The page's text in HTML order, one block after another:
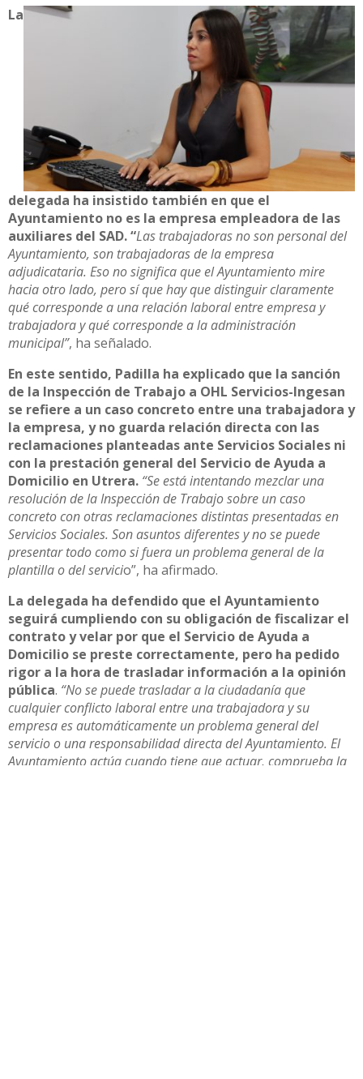
La
delegada ha insistido también en que el
Ayuntamiento no es la empresa empleadora de las
auxiliares del SAD. “Las trabajadoras no son personal del
Ayuntamiento, son trabajadoras de la empresa
adjudicataria. Eso no significa que el Ayuntamiento mire
hacia otro lado, pero sí que hay que distinguir claramente
qué corresponde a una relación laboral entre empresa y
trabajadora y qué corresponde a la administración
municipal”, ha señalado.
En este sentido, Padilla ha explicado que la sanción
de la Inspección de Trabajo a OHL Servicios-Ingesan
se refiere a un caso concreto entre una trabajadora y
la empresa, y no guarda relación directa con las
reclamaciones planteadas ante Servicios Sociales ni
con la prestación general del Servicio de Ayuda a
Domicilio en Utrera. “Se está intentando mezclar una
resolución de la Inspección de Trabajo sobre un caso
concreto con otras reclamaciones distintas presentadas en
Servicios Sociales. Son asuntos diferentes y no se puede
presentar todo como si fuera un problema general de la
plantilla o del servicio”, ha afirmado.
La delegada ha defendido que el Ayuntamiento
seguirá cumpliendo con su obligación de fiscalizar el
contrato y velar por que el Servicio de Ayuda a
Domicilio se preste correctamente, pero ha pedido
rigor a la hora de trasladar información a la opinión
pública. “No se puede trasladar a la ciudadanía que
cualquier conflicto laboral entre una trabajadora y su
empresa es automáticamente un problema general del
servicio o una responsabilidad directa del Ayuntamiento. El
Ayuntamiento actúa cuando tiene que actuar, comprueba la